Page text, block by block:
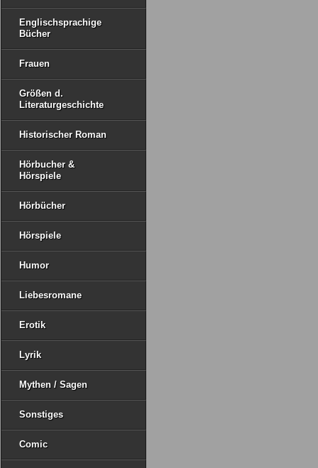
Englischsprachige
Bücher
Frauen
Größen d.
Literaturgeschichte
Historischer Roman
Hörbucher &
Hörspiele
Hörbücher
Hörspiele
Humor
Liebesromane
Erotik
Lyrik
Mythen / Sagen
Sonstiges
Comic